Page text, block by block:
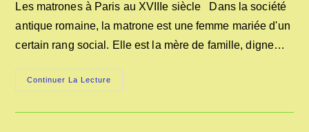
publication :
Les matrones à Paris au XVIIIe siècle Dans la société
antique romaine, la matrone est une femme mariée d'un
certain rang social. Elle est la mère de famille, digne…
Continuer La Lecture
MATRONES